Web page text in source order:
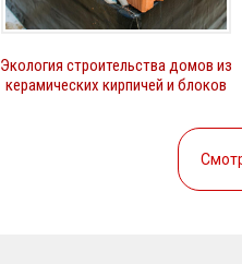
Экология строительства домов из
керамических кирпичей и блоков